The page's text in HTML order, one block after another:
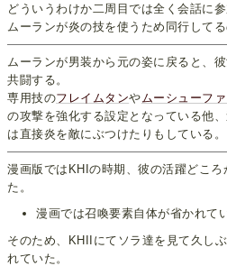
どういうわけか二周目では全く会話に参
ムーランが炎の技を使うため同行してる
ムーランが男装から元の姿に戻ると、
共闘する。
専用技のフレイムタンやムーシューフ
の攻撃を強化する設定となっている他
は直接炎を敵にぶつけたりもしている。
漫画版ではKHIの時期、彼の活躍どこ
た。
漫画では召喚要素自体が省かれて
そのため、KHIIにてソラ達を見て久し
れていた。